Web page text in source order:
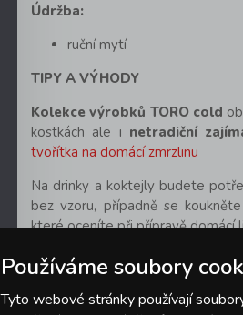
Údržba:
ruční mytí
TIPY A VÝHODY
Kolekce výrobků TORO cold
kostkách ale i netradiční
tvořítka na domácí zmrzlinu
Na drinky a koktejly budete
bez vzoru, případně se
které oceníte při přípravě domácí
Používáme soubory
Tyto webové stránky používají